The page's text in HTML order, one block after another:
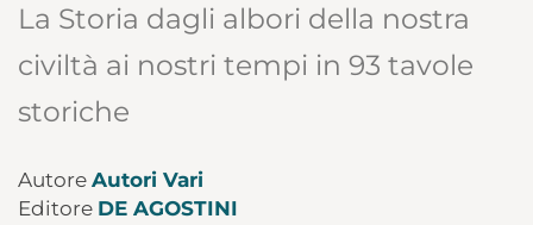
La Storia dagli albori della nostra
civiltà ai nostri tempi in 93 tavole
storiche
Autore Autori Vari
Editore DE AGOSTINI